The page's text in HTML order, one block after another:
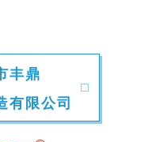
丰鼎
有限公司